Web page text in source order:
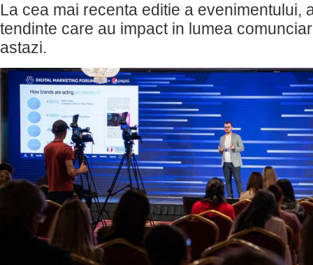
La cea mai recenta editie a evenimentului,
tendinte care au impact in lumea
astazi.